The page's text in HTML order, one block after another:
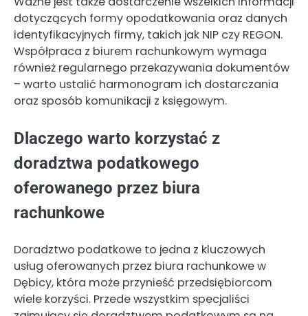
dotyczących formy opodatkowania oraz danych
identyfikacyjnych firmy, takich jak NIP czy REGON.
Współpraca z biurem rachunkowym wymaga
również regularnego przekazywania dokumentów
– warto ustalić harmonogram ich dostarczania
oraz sposób komunikacji z księgowym.
Dlaczego warto korzystać z
doradztwa podatkowego
oferowanego przez biura
rachunkowe
Doradztwo podatkowe to jedna z kluczowych
usług oferowanych przez biura rachunkowe w
Dębicy, która może przynieść przedsiębiorcom
wiele korzyści. Przede wszystkim specjaliści